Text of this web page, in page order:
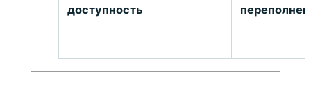
доступность